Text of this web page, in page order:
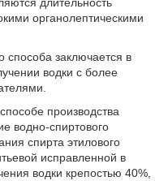
длительность
органолептическими
способа заключается в
водки с более
производства
водно-спиртового
спирта этилового
исправленной в
водки крепостью 40%,